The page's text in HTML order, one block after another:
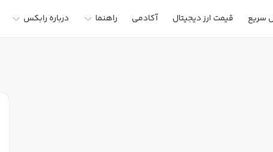
سریع قیمت ارز دیجیتال آکادمی راهنما درباره رابکس